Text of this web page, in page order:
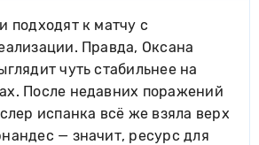
подходят к матчу с
Правда, Оксана
чуть стабильнее на
После недавних поражений
испанка всё же взяла верх
— значит, ресурс для